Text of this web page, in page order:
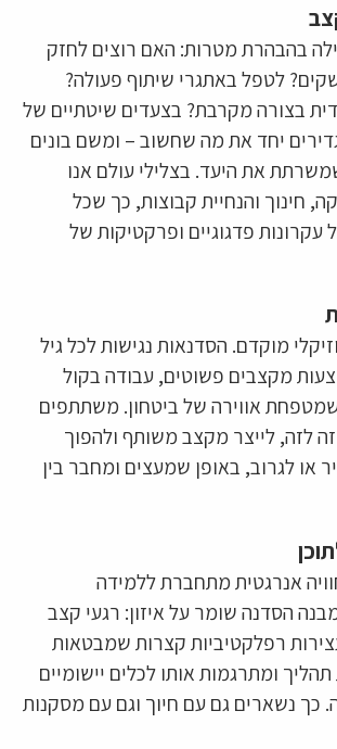
בהבהרת מטרות: האם רוצים לחזק
לטפל באתגרי שיתוף פעולה?
בצורה מקרבת? בצעדים שיטתיים של
יחד את מה שחשוב – ומשם בונים
את היעד. בצלילי עולם אנו
חינוך והנחיית קבוצות, כך שכל
עקרונות פדגוגיים ופרקטיקות של
מוקדם. הסדנאות נגישות לכל גיל
מקצבים פשוטים, עבודה בקול
שמטפחת אווירה של ביטחון. משתתפים
לזה, לייצר מקצב משותף ולהפוך
או לגרוב, באופן שמעצים ומחבר בין
אנרגטית מתחברת ללמידה
הסדנה שומר על איזון: רגעי קצב
רפלקטיביות קצרות שמבטאות
ומתרגמות אותו לכלים יישומיים
כך נשארים גם עם חיוך וגם עם מסקנות